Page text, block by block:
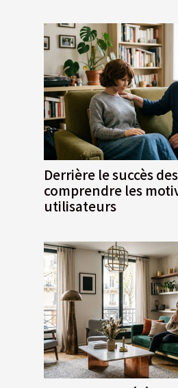
Derrière le succès
comprendre les
utilisateurs